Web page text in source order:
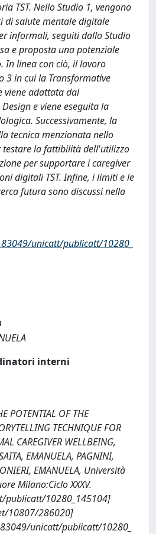
TST. Nello Studio 1, vengono
di salute mentale digitale
informali, seguiti dallo Studio
e proposta una potenziale
In linea con ciò, il lavoro
3 in cui la Transformative
viene adattata dal
e viene eseguita la
Successivamente, la
tecnica menzionata nello
testare la fattibilità dell'utilizzo
per supportare i caregiver
digitali TST. Infine, i limiti e le
futura sono discussi nella
unicatt/publicatt/10280_
interni
POTENTIAL OF THE
TECHNIQUE FOR
CAREGIVER WELLBEING,
EMANUELA, PAGNINI,
EMANUELA, Università
Milano:Ciclo XXXV.
publicatt/10280_145104]
10807/286020]
unicatt/publicatt/10280_